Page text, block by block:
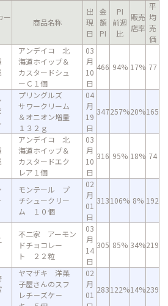
ー
商品名称
出
現
日
金
額
PI
PI
前週
比
販売
店率
平
均
売
価
アンデイコ 北
海道ホイップ＆
カスタードシュ
ーＣ１個
03
月
10
日
466 94% 17% 77
プリングルズ
サワークリーム
＆オニオン増量
１３２ｇ
04
月
19
日
347257%20%165
アンデイコ 北
海道ホイップ＆
カスタードエク
レア１個
03
月
10
日
316 95% 18% 74
モンテール プ
チシュークリー
ム １０個
02
月
01
日
313106% 8% 192
不二家 アーモン
ドチョコレー
ト ２２粒
03
月
14
日
305 85% 34%219
ヤマザキ 洋菓
子屋さんのスフ
レチ－ズケ－
02
月
01
283122%14%239